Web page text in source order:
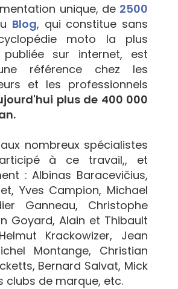
unique, de 2500
Blog, qui constitue sans
moto la plus
publiée sur internet, est
référence chez les
et les professionnels
plus de 400 000
nombreux spécialistes
à ce travail,, et
: Albinas Baracevičius,
Yves Campion, Michael
Ganneau, Christophe
Goyard, Alain et Thibault
Krackowizer, Jean
Montange, Christian
Bernard Salvat, Mick
clubs de marque, etc.